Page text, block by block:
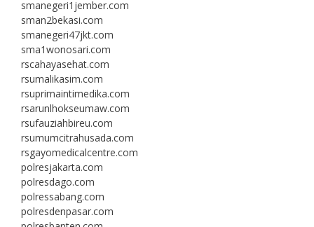
smanegeri1jember.com
sman2bekasi.com
smanegeri47jkt.com
sma1wonosari.com
rscahayasehat.com
rsumalikasim.com
rsuprimaintimedika.com
rsarunlhokseumaw.com
rsufauziahbireu.com
rsumumcitrahusada.com
rsgayomedicalcentre.com
polresjakarta.com
polresdago.com
polressabang.com
polresdenpasar.com